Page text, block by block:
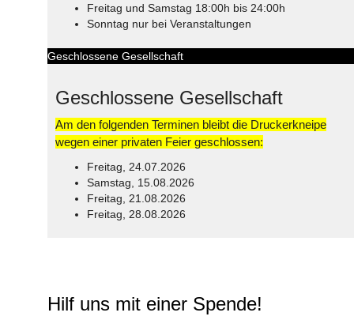
Freitag und Samstag 18:00h bis 24:00h
Sonntag nur bei Veranstaltungen
Geschlossene Gesellschaft
Geschlossene Gesellschaft
Am den folgenden Terminen bleibt die Druckerkneipe
wegen einer privaten Feier geschlossen:
Freitag, 24.07.2026
Samstag, 15.08.2026
Freitag, 21.08.2026
Freitag, 28.08.2026
Hilf uns mit einer Spende!